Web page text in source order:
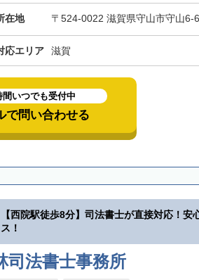
在地 〒524-0022 滋賀県守山市守山6-
応エリア 滋賀
間いつでも受付中
で問い合わせる
【西院駅徒歩8分】司法書士が直接対応！安
ス！
司法書士事務所